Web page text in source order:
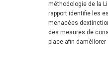
méthodologie de la
rapport identifie les
menacées
des mesures de
place afin